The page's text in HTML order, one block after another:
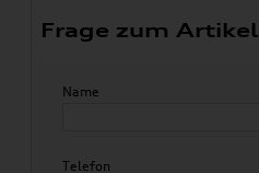
Frage zum Artikel
Name
Telefon